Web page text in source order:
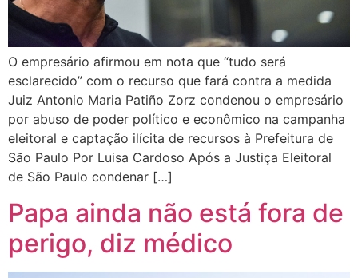
O empresário afirmou em nota que “tudo será
esclarecido” com o recurso que fará contra a medida
Juiz Antonio Maria Patiño Zorz condenou o empresário
por abuso de poder político e econômico na campanha
eleitoral e captação ilícita de recursos à Prefeitura de
São Paulo Por Luisa Cardoso Após a Justiça Eleitoral
de São Paulo condenar […]
Papa ainda não está fora de
perigo, diz médico